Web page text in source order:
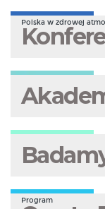
Polska w zdrowej
Program